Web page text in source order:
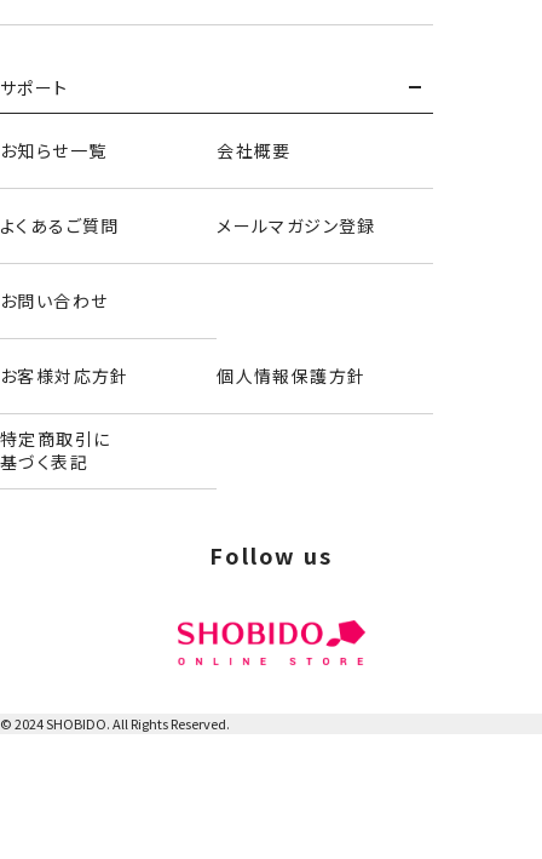
バスケット小物入れ
サポート
お知らせ一覧 会社概要
よくあるご質問 メールマガジン登録
お問い合わせ
お客様対応方針 個人情報保護方針
特定商取引に
基づく表記
© 2024 SHOBIDO. All Rights Reserved.
Follow us